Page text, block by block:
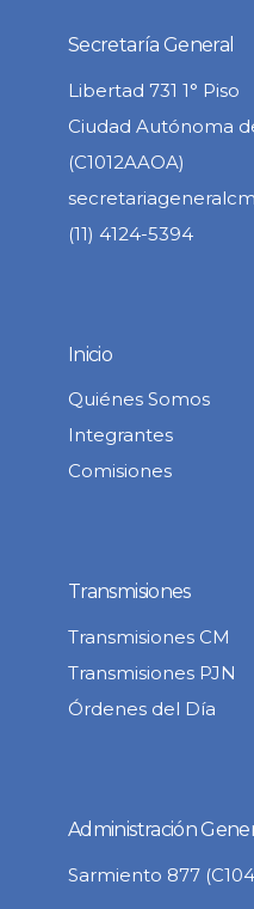
Secretaría General
Libertad 731 1° Piso
Ciudad Autónoma
(C1012AAOA)
(11) 4124-5394
Inicio
Quiénes Somos
Integrantes
Comisiones
Transmisiones
Transmisiones CM
Transmisiones PJN
Órdenes del Día
Administración
Sarmiento 877